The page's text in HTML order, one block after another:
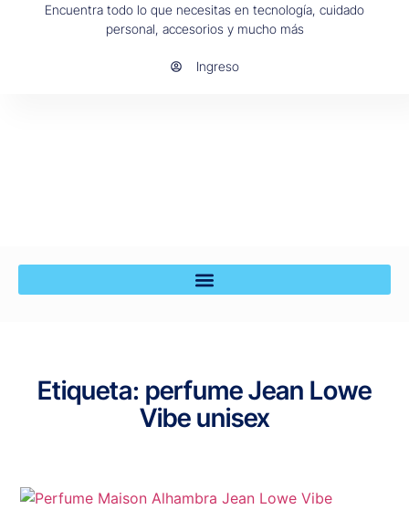
Encuentra todo lo que necesitas en tecnología, cuidado
personal, accesorios y mucho más
Ingreso
Etiqueta: perfume Jean Lowe
Vibe unisex